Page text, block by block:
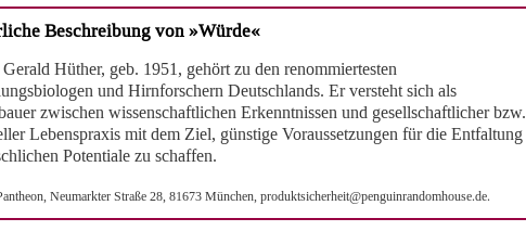
Beschreibung von »Würde«
Hüther, geb. 1951, gehört zu den renommiertesten
und Hirnforschern Deutschlands. Er versteht sich als
zwischen wissenschaftlichen Erkenntnissen und gesellschaftlicher bzw.
Lebenspraxis mit dem Ziel, günstige Voraussetzungen für die Entfaltung
Potentiale zu schaffen.
Neumarkter Straße 28, 81673 München, produktsicherheit@penguinrandomhouse.de.